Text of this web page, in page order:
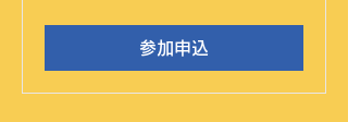
参加申込